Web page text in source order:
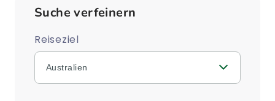
Suche verfeinern
Reiseziel
Australien